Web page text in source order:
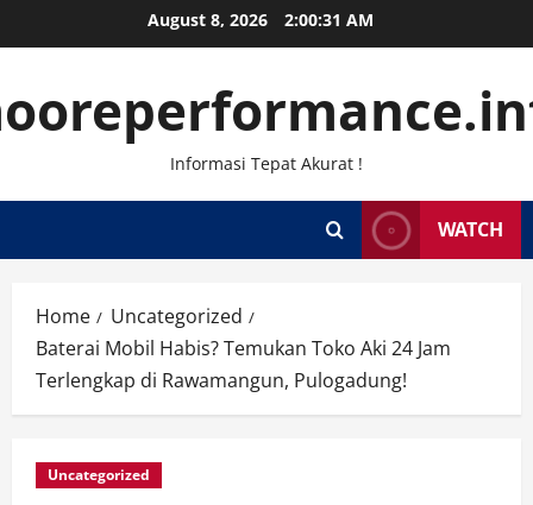
to
August 8, 2026 2:00:32 AM
Informasi Tepat Akurat !
WATCH
Home
Uncategorized
Baterai Mobil Habis? Temukan Toko Aki 24 Jam
Terlengkap di Rawamangun, Pulogadung!
Uncategorized